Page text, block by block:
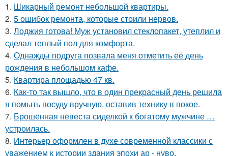
1. Шикарный ремонт небольшой квартиры.
2. 5 ошибок ремонта, которые стоили нервов.
3. Лоджия готова! Муж установил стеклопакет, утеплил и
сделал теплый пол для комфорта.
4. Однажды подруга позвала меня отметить её день
рождения в небольшом кафе.
5. Квартира площадью 47 кв.
6. Как-то так вышло, что в один прекрасный день решила
я помыть посуду вручную, оставив технику в покое.
7. Брошенная невеста сиделкой к богатому мужчине …
устроилась.
8. Интерьер оформлен в духе современной классики с
уважением к истории здания эпохи ар - нуво.